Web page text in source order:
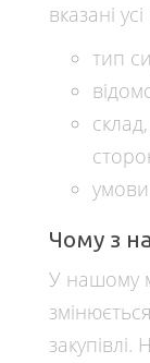
вказані
тип
умови
Чому з
У нашому